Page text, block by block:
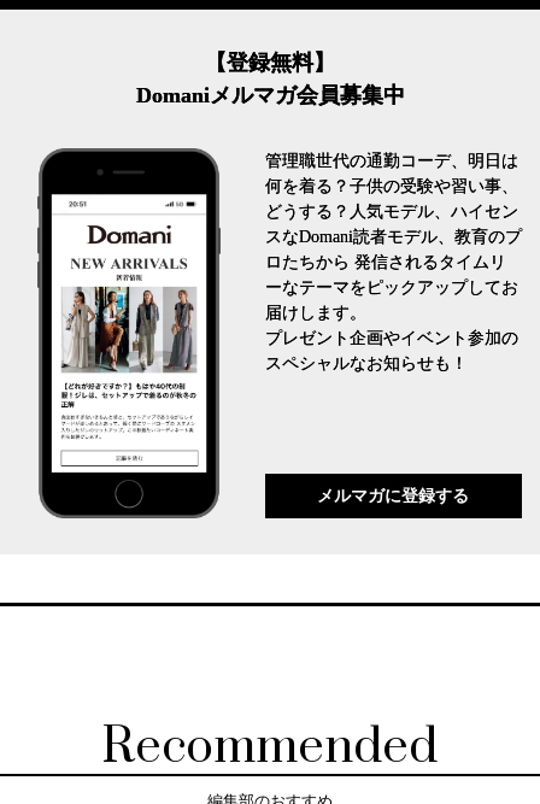
【登録無料】
Domaniメルマガ会員募集中
管理職世代の通勤コーデ、明日は
何を着る？子供の受験や習い事、
どうする？人気モデル、ハイセン
スなDomani読者モデル、教育のプ
ロたちから 発信されるタイムリ
ーなテーマをピックアップしてお
届けします。
プレゼント企画やイベント参加の
スペシャルなお知らせも！
メルマガに登録する
Recommended